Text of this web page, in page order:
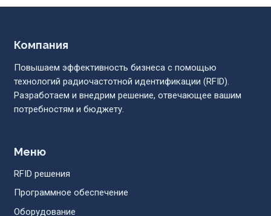
Компания
Повышаем эффективность бизнеса с помощью
технологий радиочастотной идентификации (RFID).
Разработаем и внедрим решение, отвечающее вашим
потребностям и бюджету.
Меню
RFID решения
Программное обеспечение
Оборудование